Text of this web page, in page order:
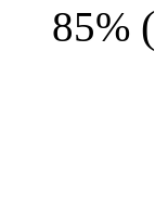
85% (